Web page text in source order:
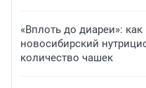
«Вплоть до диареи»:
новосибирский
количество чашек